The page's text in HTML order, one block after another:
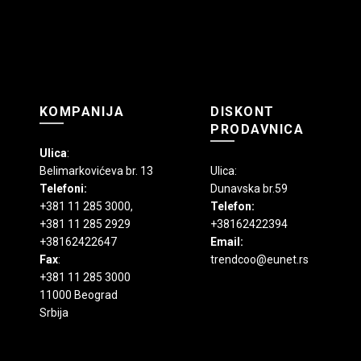
KOMPANIJA
Ulica:
Belimarkovićeva br. 13
Telefoni:
+381 11 285 3000,
+381 11 285 2929
+38162422647
Fax:
+381 11 285 3000
11000 Beograd
Srbija
DISKONT
PRODAVNICA
Ulica:
Dunavska br.59
Telefon:
+38162422394
Email:
trendcoo@eunet.rs